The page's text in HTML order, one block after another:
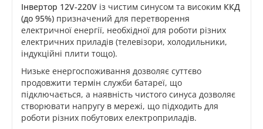
Інвертор 12V-220V із чистим синусом та високим ККД
(до 95%) призначений для перетворення
електричної енергії, необхідної для роботи різних
електричних приладів (телевізори, холодильники,
індукційні плити тощо).
Низьке енергоспоживання дозволяє суттєво
продовжити термін служби батареї, що
підключається, а наявність чистого синуса дозволяє
створювати напругу в мережі, що підходить для
роботи різних побутових електроприладів.